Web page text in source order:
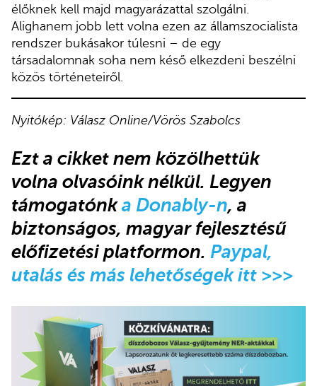
élőknek kell majd magyarázattal szolgálni.
Alighanem jobb lett volna ezen az államszocialista
rendszer bukásakor túlesni – de egy
társadalomnak soha nem késő elkezdeni beszélni
közös történeteiről.
Nyitókép: Válasz Online/Vörös Szabolcs
Ezt a cikket nem közölhettük
volna olvasóink nélkül. Legyen
támogatónka Donably-n, a
biztonságos, magyar fejlesztésű
előfizetési platformon. Paypal,
utalás és más lehetőségek itt >>>